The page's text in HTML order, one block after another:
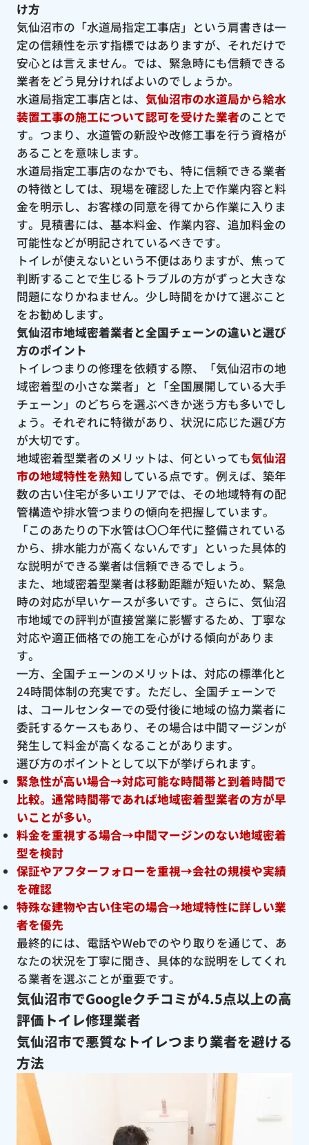
け方
気仙沼市の「水道局指定工事店」という肩書きは一
定の信頼性を示す指標ではありますが、それだけで
安心とは言えません。では、緊急時にも信頼できる
業者をどう見分ければよいのでしょうか。
水道局指定工事店とは、 気仙沼市の水道局から給水
装置工事の施工について認可を受けた業者のことで
す。つまり、水道管の新設や改修工事を行う資格が
あることを意味します。
水道局指定工事店のなかでも、特に信頼できる業者
の特徴としては、現場を確認した上で作業内容と料
金を明示し、お客様の同意を得てから作業に入りま
す。見積書には、基本料金、作業内容、追加料金の
可能性などが明記されているべきです。
トイレが使えないという不便はありますが、焦って
判断することで生じるトラブルの方がずっと大きな
問題になりかねません。少し時間をかけて選ぶこと
をお勧めします。
気仙沼市地域密着業者と全国チェーンの違いと選び
方のポイント
トイレつまりの修理を依頼する際、「気仙沼市の地
域密着型の小さな業者」と「全国展開している大手
チェーン」のどちらを選ぶべきか迷う方も多いでし
ょう。それぞれに特徴があり、状況に応じた選び方
が大切です。
地域密着型業者のメリットは、何といっても気仙沼
市の地域特性を熟知している点です。例えば、築年
数の古い住宅が多いエリアでは、その地域特有の配
管構造や排水管つまりの傾向を把握しています。
「このあたりの下水管は〇〇年代に整備されている
から、排水能力が高くないんです」といった具体的
な説明ができる業者は信頼できるでしょう。
また、地域密着型業者は移動距離が短いため、緊急
時の対応が早いケースが多いです。さらに、気仙沼
市地域での評判が直接営業に影響するため、丁寧な
対応や適正価格での施工を心がける傾向がありま
す。
一方、全国チェーンのメリットは、対応の標準化と
24時間体制の充実です。ただし、全国チェーンで
は、コールセンターでの受付後に地域の協力業者に
委託するケースもあり、その場合は中間マージンが
発生して料金が高くなることがあります。
選び方のポイントとして以下が挙げられます。
緊急性が高い場合→対応可能な時間帯と到着時間で
比較。通常時間帯であれば地域密着型業者の方が早
いことが多い。
料金を重視する場合→中間マージンのない地域密着
型を検討
保証やアフターフォローを重視→会社の規模や実績
を確認
特殊な建物や古い住宅の場合→地域特性に詳しい業
者を優先
最終的には、電話やWebでのやり取りを通じて、あ
なたの状況を丁寧に聞き、具体的な説明をしてくれ
る業者を選ぶことが重要です。
気仙沼市でGoogleクチコミが4.5点以上の高
評価トイレ修理業者
気仙沼市で悪質なトイレつまり業者を避ける
方法